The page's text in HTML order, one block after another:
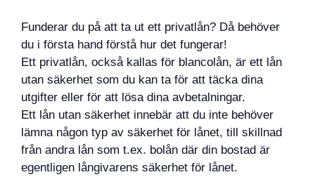
Funderar du på att ta ut ett privatlån? Då behöver
du i första hand förstå hur det fungerar!
Ett privatlån, också kallas för blancolån, är ett lån
utan säkerhet som du kan ta för att täcka dina
utgifter eller för att lösa dina avbetalningar.
Ett lån utan säkerhet innebär att du inte behöver
lämna någon typ av säkerhet för lånet, till skillnad
från andra lån som t.ex. bolån där din bostad är
egentligen långivarens säkerhet för lånet.